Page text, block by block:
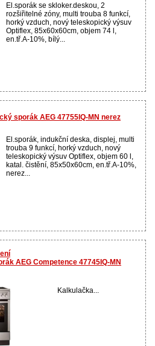
El.sporák se skloker.deskou, 2
rozšiřitelné zóny, multi trouba 8 funkcí,
horký vzduch, nový teleskopický výsuv
Optiflex, 85x60x60cm, objem 74 l,
en.tř.A-10%, bílý...
sporák AEG 47755IQ-MN nerez
El.sporák, indukční deska, displej, multi
trouba 9 funkcí, horký vzduch, nový
teleskopický výsuv Optiflex, objem 60 l,
katal. čistění, 85x50x60cm, en.tř.A-10%,
nerez...
AEG Competence 47745IQ-MN
Kalkulačka...